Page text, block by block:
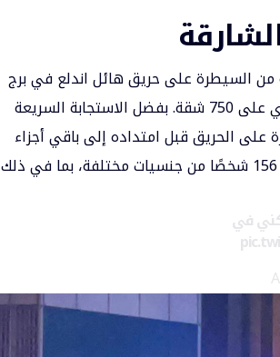
من السيطرة على حريق هائل اندلع في برج
سكني بمنطقة النهدة بالشارقة، والذي يتألف من 39 طابقًا ويحتوي على 750 شقة. بفضل الاستجابة السريعة
على الحريق قبل امتداده إلى باقي أجزاء
البرج. وللأسف، أسفر الحادث عن وفاة 5 أشخاص، في حين تم إيواء 156 شخصًا من جنسيات مختلفة، بما في ذلك